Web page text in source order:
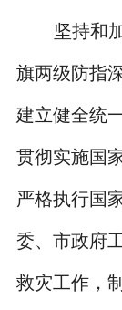
坚持和
旗两级防指
建立健全统
贯彻实施国
严格执行国
委、市政府
救灾工作，